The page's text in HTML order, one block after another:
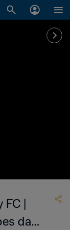
FC |
da